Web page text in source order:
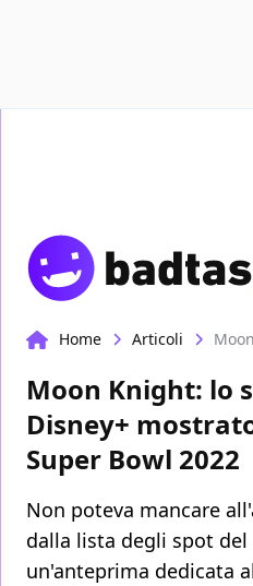
Home Articoli
Moon Knight: lo
Disney+
Super Bowl 2022
Non poteva mancare
dalla lista degli spot del
un'anteprima dedicata